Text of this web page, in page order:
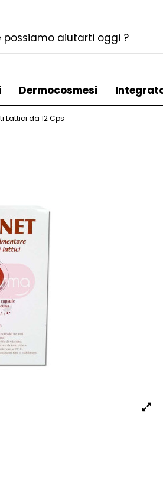
Dermocosmesi
Lattici da 12 Cps